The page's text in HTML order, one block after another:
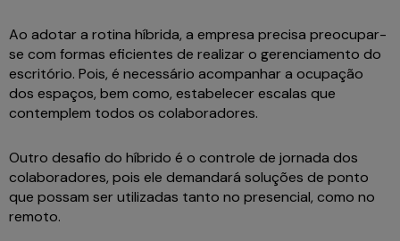
Ao adotar a rotina híbrida, a empresa precisa preocupar-
se com formas eficientes de realizar o gerenciamento do
escritório. Pois, é necessário acompanhar a ocupação
dos espaços, bem como, estabelecer escalas que
contemplem todos os colaboradores.
Outro desafio do híbrido é o controle de jornada dos
colaboradores, pois ele demandará soluções de ponto
que possam ser utilizadas tanto no presencial, como no
remoto.